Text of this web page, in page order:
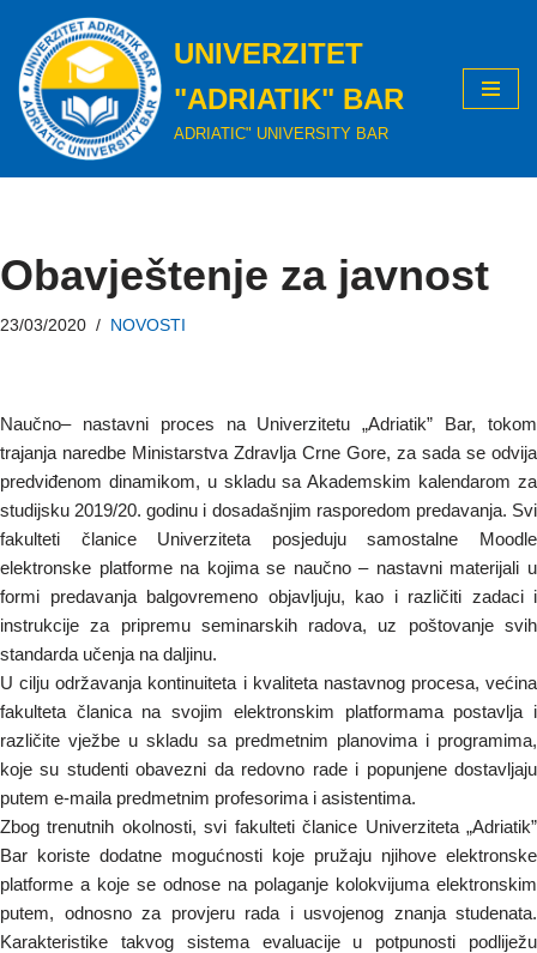
Skip
to
content
UNIVERZITET
"ADRIATIK" BAR
ADRIATIC" UNIVERSITY BAR
Obavještenje za javnost
23/03/2020 NOVOSTI
Naučno– nastavni proces na Univerzitetu „Adriatik” Bar, tokom
trajanja naredbe Ministarstva Zdravlja Crne Gore, za sada se odvija
predviđenom dinamikom, u skladu sa Akademskim kalendarom za
studijsku 2019/20. godinu i dosadašnjim rasporedom predavanja. Svi
fakulteti članice Univerziteta posjeduju samostalne Moodle
elektronske platforme na kojima se naučno – nastavni materijali u
formi predavanja balgovremeno objavljuju, kao i različiti zadaci i
instrukcije za pripremu seminarskih radova, uz poštovanje svih
standarda učenja na daljinu.
U cilju održavanja kontinuiteta i kvaliteta nastavnog procesa, većina
fakulteta članica na svojim elektronskim platformama postavlja i
različite vježbe u skladu sa predmetnim planovima i programima,
koje su studenti obavezni da redovno rade i popunjene dostavljaju
putem e-maila predmetnim profesorima i asistentima.
Zbog trenutnih okolnosti, svi fakulteti članice Univerziteta „Adriatik”
Bar koriste dodatne mogućnosti koje pružaju njihove elektronske
platforme a koje se odnose na polaganje kolokvijuma elektronskim
putem, odnosno za provjeru rada i usvojenog znanja studenata.
Karakteristike takvog sistema evaluacije u potpunosti podliježu